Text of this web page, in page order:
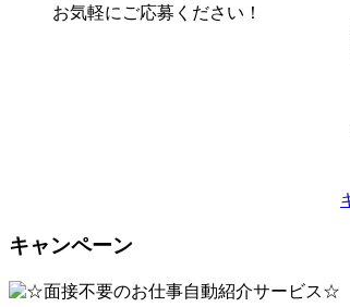
お気軽にご応募ください！
キャンペーン